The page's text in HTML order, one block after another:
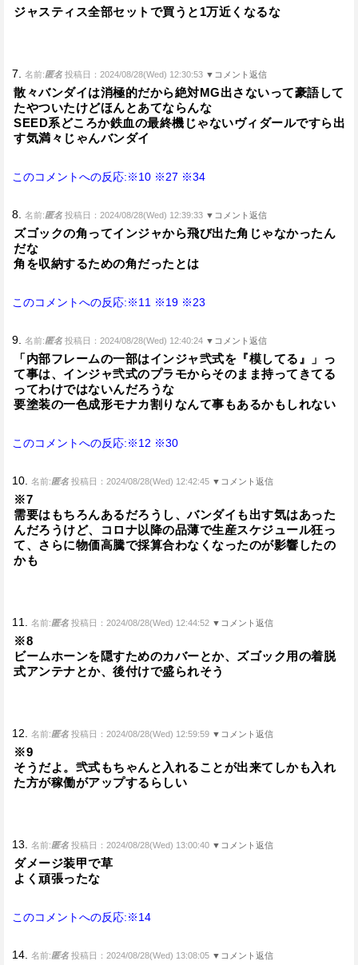
ジャスティス全部セットで買うと1万近くなるな
7. 名前:匿名 投稿日：2024/08/28(Wed) 12:30:53 ▼コメント返信
散々バンダイは消極的だから絶対MG出さないって豪語して
たやついたけどほんとあてならんな
SEED系どころか鉄血の最終機じゃないヴィダールですら出
す気満々じゃんバンダイ
このコメントへの反応:※10 ※27 ※34
8. 名前:匿名 投稿日：2024/08/28(Wed) 12:39:33 ▼コメント返信
ズゴックの角ってインジャから飛び出た角じゃなかったん
だな
角を収納するための角だったとは
このコメントへの反応:※11 ※19 ※23
9. 名前:匿名 投稿日：2024/08/28(Wed) 12:40:24 ▼コメント返信
「内部フレームの一部はインジャ弐式を『模してる』」っ
て事は、インジャ弐式のプラモからそのまま持ってきてる
ってわけではないんだろうな
要塗装の一色成形モナカ割りなんて事もあるかもしれない
このコメントへの反応:※12 ※30
10. 名前:匿名 投稿日：2024/08/28(Wed) 12:42:45 ▼コメント返信
※7
需要はもちろんあるだろうし、バンダイも出す気はあった
んだろうけど、コロナ以降の品薄で生産スケジュール狂っ
て、さらに物価高騰で採算合わなくなったのが影響したの
かも
11. 名前:匿名 投稿日：2024/08/28(Wed) 12:44:52 ▼コメント返信
※8
ビームホーンを隠すためのカバーとか、ズゴック用の着脱
式アンテナとか、後付けで盛られそう
12. 名前:匿名 投稿日：2024/08/28(Wed) 12:59:59 ▼コメント返信
※9
そうだよ。弐式もちゃんと入れることが出来てしかも入れ
た方が稼働がアップするらしい
13. 名前:匿名 投稿日：2024/08/28(Wed) 13:00:40 ▼コメント返信
ダメージ装甲で草
よく頑張ったな
このコメントへの反応:※14
14. 名前:匿名 投稿日：2024/08/28(Wed) 13:08:05 ▼コメント返信